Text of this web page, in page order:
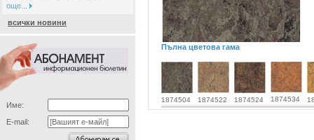
още...
всички новини
Име:
E-mail:
Пълна цветова гама
1874504 1874522 1874524 1874534